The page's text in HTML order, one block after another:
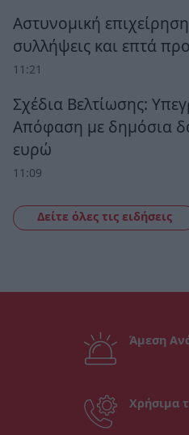
Αστυνομική
συλλήψεις και επτά
11:21
Σχέδια Βελτίωσης:
Απόφαση με δημόσια
ευρώ
11:09
Δείτε όλες τις ειδήσεις
Άμεση
Χρήσιμα